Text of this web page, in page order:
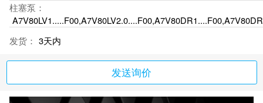
柱塞泵：
发货： 3天内
发送询价